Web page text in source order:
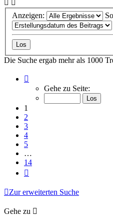
Anzeigen:
Die Suche ergab mehr als 1000
von
Gehe zu Seite:
1
2
3
4
5
…
14
Zur erweiterten Suche
Gehe zu